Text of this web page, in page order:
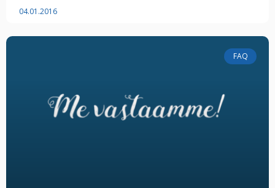
04.01.2016
FAQ